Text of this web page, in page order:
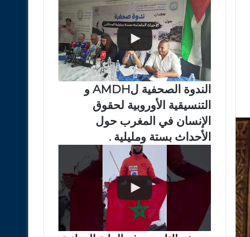
الندوة الصحفية لAMDH و
التنسيقية الأوروبية لحقوق
الإنسان في المغرب حول
الأحداث بستة ومليلية .